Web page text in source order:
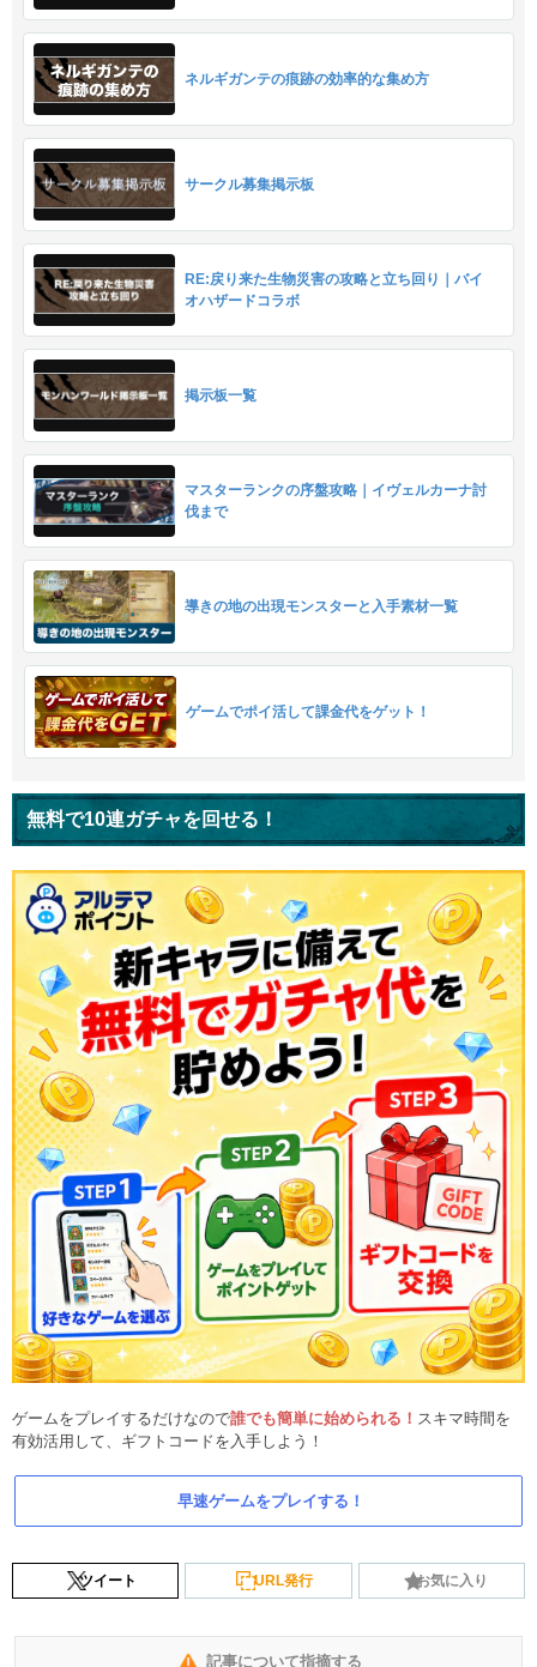
ネルギガンテの痕跡の効率的な集め方
サークル募集掲示板
RE:戻り来た生物災害の攻略と立ち回り｜バイ
オハザードコラボ
掲示板一覧
マスターランクの序盤攻略｜イヴェルカーナ討
伐まで
導きの地の出現モンスターと入手素材一覧
ゲームでポイ活して課金代をゲット！
無料で10連ガチャを回せる！
ゲームをプレイするだけなので誰でも簡単に始められる！ スキマ時間を
有効活用して、ギフトコードを入手しよう！
早速ゲームをプレイする！
ツイート URL発行 お気に入り
記事について指摘する